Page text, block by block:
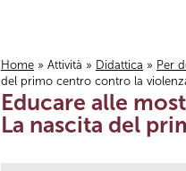
Tu sei qui
Home » Attività » Didattica » Per
del primo centro contro la
Educare alle
La nascita del